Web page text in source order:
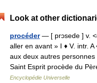
Look at other
procéder— [ prɔsede ] v.
aller en avant » I ♦ V. intr.
aux deux autres
Saint Esprit procède du
Encyclopédie Universelle